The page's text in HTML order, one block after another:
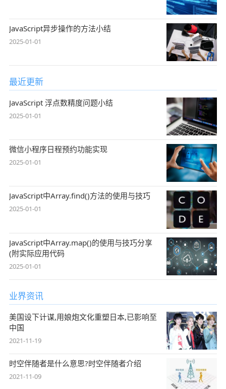
JavaScript异步操作的方法小结
2025-01-01
最近更新
JavaScript 浮点数精度问题小结
2025-01-01
微信小程序日程预约功能实现
2025-01-01
JavaScript中Array.find()方法的使用与技巧
2025-01-01
JavaScript中Array.map()的使用与技巧分享
(附实际应用代码
2025-01-01
业界资讯
美国设下计谋,用娘炮文化重塑日本,已影响至
中国
2021-11-19
时空伴随者是什么意思?时空伴随者介绍
2021-11-09